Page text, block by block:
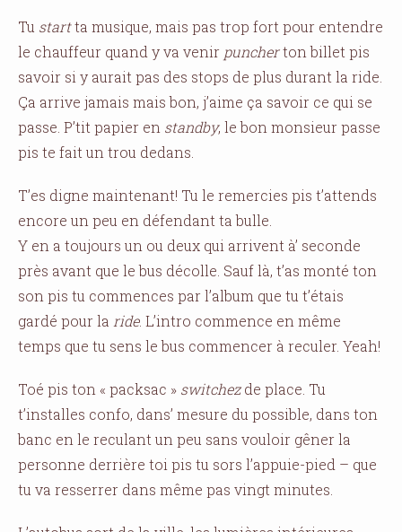
Tu startta musique, mais pas trop fort pour entendre
le chauffeur quand y va venir puncherton billet pis
savoir si y aurait pas des stops de plus durant la ride.
Ça arrive jamais mais bon, j’aime ça savoir ce qui se
passe. P’tit papier en standby, le bon monsieur passe
pis te fait un trou dedans.
T’es digne maintenant! Tu le remercies pis t’attends
encore un peu en défendant ta bulle.
Y en a toujours un ou deux qui arrivent à’ seconde
près avant que le bus décolle. Sauf là, t’as monté ton
son pis tu commences par l’album que tu t’étais
gardé pour la ride. L’intro commence en même
temps que tu sens le bus commencer à reculer. Yeah!
Toé pis ton « packsac » switchezde place. Tu
t’installes confo, dans’ mesure du possible, dans ton
banc en le reculant un peu sans vouloir gêner la
personne derrière toi pis tu sors l’appuie-pied – que
tu va resserrer dans même pas vingt minutes.